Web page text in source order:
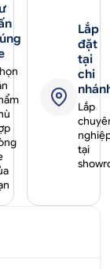
Lắp
đặt
tại
chi
Lắp
tại